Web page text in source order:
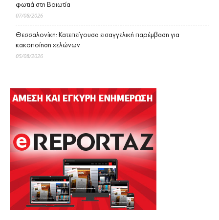
φωτιά στη Βοιωτία
07/08/2026
Θεσσαλονίκη: Κατεπείγουσα εισαγγελική παρέμβαση για
κακοποίηση χελώνων
05/08/2026